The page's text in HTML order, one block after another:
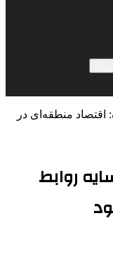
اقتصاد منطقه‌ای در
روابط